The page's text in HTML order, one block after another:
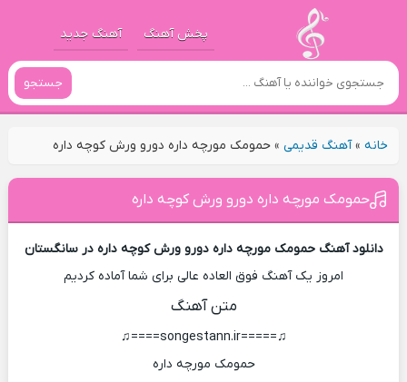
پخش آهنگ آهنگ جدید
جستجو
خانه»آهنگ قدیمی» حمومک مورچه داره دورو ورش کوچه داره
حمومک مورچه داره دورو ورش کوچه داره
دانلود آهنگ حمومک مورچه داره دورو ورش کوچه داره در سانگستان
امروز یک آهنگ فوق العاده عالی برای شما آماده کردیم
متن آهنگ
♫=====songestann.ir====♫
حمومک مورچه داره